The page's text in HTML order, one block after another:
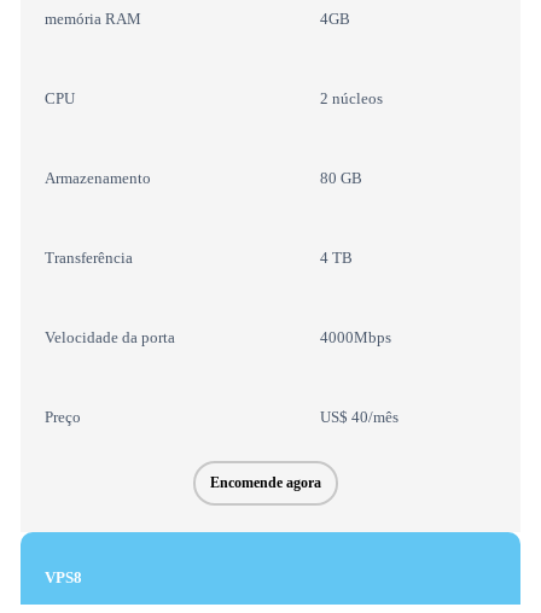
memória RAM
CPU
Armazenamento
Transferência
Velocidade da porta
Preço
4GB
2 núcleos
80 GB
4 TB
4000Mbps
US$ 40/mês
Encomende agora
VPS8